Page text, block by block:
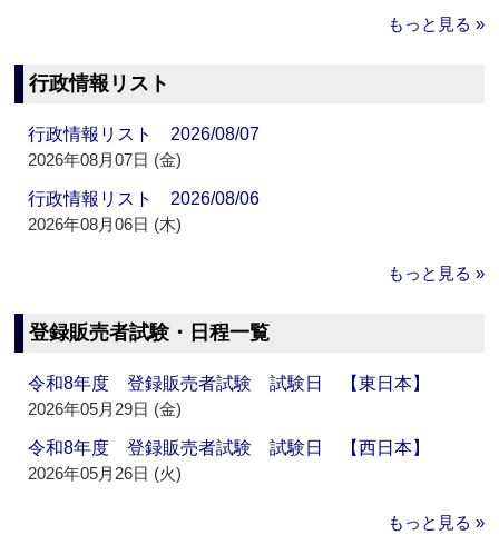
もっと見る »
行政情報リスト
行政情報リスト 2026/08/07
2026年08月07日 (金)
行政情報リスト 2026/08/06
2026年08月06日 (木)
もっと見る »
登録販売者試験・日程一覧
令和8年度 登録販売者試験 試験日 【東日本】
2026年05月29日 (金)
令和8年度 登録販売者試験 試験日 【西日本】
2026年05月26日 (火)
もっと見る »